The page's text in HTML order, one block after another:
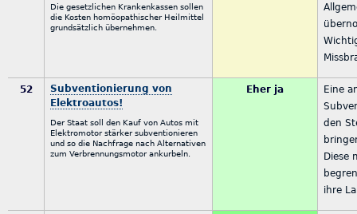
Die gesetzlichen Krankenkassen sollen
die Kosten homöopathischer Heilmittel
grundsätzlich übernehmen.
52
Subventionierung von
Elektroautos!
Der Staat soll den Kauf von Autos mit
Elektromotor stärker subventionieren
und so die Nachfrage nach Alternativen
zum Verbrennungsmotor ankurbeln.
Eher ja
Eine
den
Diese
ihre